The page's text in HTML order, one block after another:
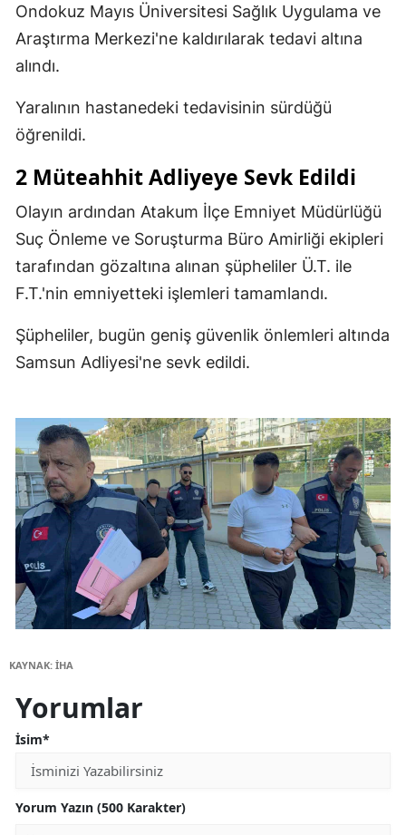
Ondokuz Mayıs Üniversitesi Sağlık Uygulama ve
Araştırma Merkezi'ne kaldırılarak tedavi altına
alındı.
Yaralının hastanedeki tedavisinin sürdüğü
öğrenildi.
2 Müteahhit Adliyeye Sevk Edildi
Olayın ardından Atakum İlçe Emniyet Müdürlüğü
Suç Önleme ve Soruşturma Büro Amirliği ekipleri
tarafından gözaltına alınan şüpheliler Ü.T. ile
F.T.'nin emniyetteki işlemleri tamamlandı.
Şüpheliler, bugün geniş güvenlik önlemleri altında
Samsun Adliyesi'ne sevk edildi.
KAYNAK: İHA
Yorumlar
İsim*
Yorum Yazın (500 Karakter)